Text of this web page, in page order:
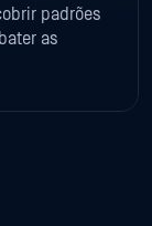
padrões
as